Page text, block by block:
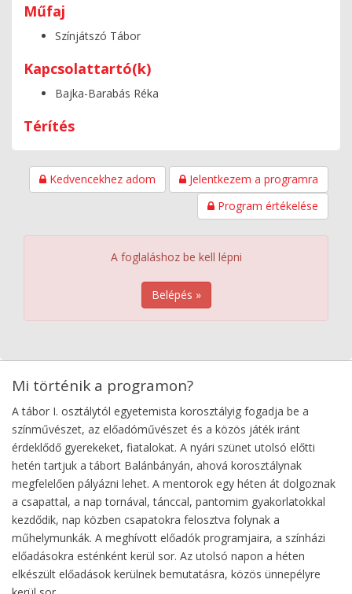
Műfaj
Színjátszó Tábor
Kapcsolattartó(k)
Bajka-Barabás Réka
Térítés
Kedvencekhez adom
Jelentkezem a programra
Program értékelése
A foglaláshoz be kell lépni
Belépés »
Mi történik a programon?
A tábor I. osztálytól egyetemista korosztályig fogadja be a
színművészet, az előadóművészet és a közös játék iránt
érdeklődő gyerekeket, fiatalokat. A nyári szünet utolsó előtti
hetén tartjuk a tábort Balánbányán, ahová korosztálynak
megfelelően pályázni lehet. A mentorok egy héten át dolgoznak
a csapattal, a nap tornával, tánccal, pantomim gyakorlatokkal
kezdődik, nap közben csapatokra felosztva folynak a
műhelymunkák. A meghívott előadók programjaira, a színházi
előadásokra esténként kerül sor. Az utolsó napon a héten
elkészült előadások kerülnek bemutatásra, közös ünnepélyre